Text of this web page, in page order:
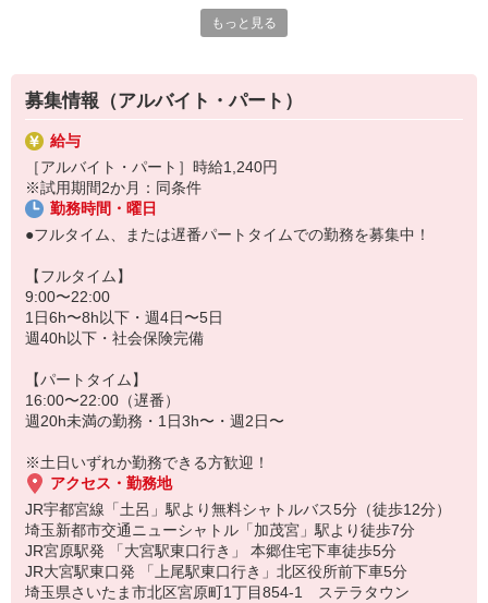
なたでも働きやすい環境づくりを行っています。
もっと見る
募集情報（アルバイト・パート）
給与
［アルバイト・パート］時給1,240円
※試用期間2か月：同条件
勤務時間・曜日
●フルタイム、または遅番パートタイムでの勤務を募集中！
【フルタイム】
9:00〜22:00
1日6h〜8h以下・週4日〜5日
週40h以下・社会保険完備
【パートタイム】
16:00〜22:00（遅番）
週20h未満の勤務・1日3h〜・週2日〜
※土日いずれか勤務できる方歓迎！
アクセス・勤務地
JR宇都宮線「土呂」駅より無料シャトルバス5分（徒歩12分）
埼玉新都市交通ニューシャトル「加茂宮」駅より徒歩7分
JR宮原駅発 「大宮駅東口行き」 本郷住宅下車徒歩5分
JR大宮駅東口発 「上尾駅東口行き」北区役所前下車5分
埼玉県さいたま市北区宮原町1丁目854-1 ステラタウン